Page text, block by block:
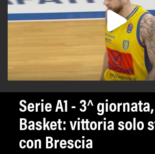
Serie A1 - 3^
Basket: vittoria solo
con Brescia